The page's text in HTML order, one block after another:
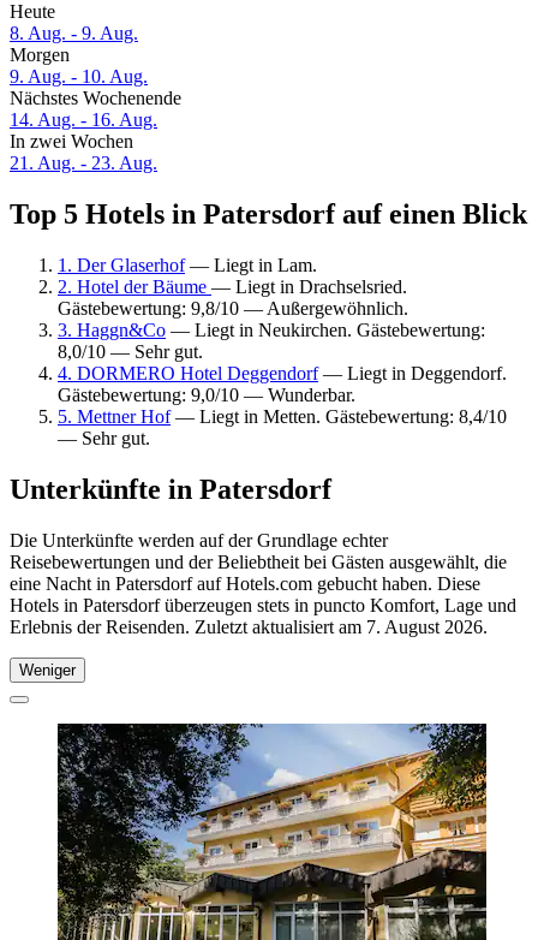
Heute
8. Aug. - 9. Aug.
Morgen
9. Aug. - 10. Aug.
Nächstes Wochenende
14. Aug. - 16. Aug.
In zwei Wochen
21. Aug. - 23. Aug.
Top 5 Hotels in Patersdorf auf einen Blick
1. Der Glaserhof— Liegt in Lam.
2. Hotel der Bäume — Liegt in Drachselsried.
Gästebewertung: 9,8/10 — Außergewöhnlich.
3. Haggn&Co — Liegt in Neukirchen. Gästebewertung:
8,0/10 — Sehr gut.
4. DORMERO Hotel Deggendorf— Liegt in Deggendorf.
Gästebewertung: 9,0/10 — Wunderbar.
5. Mettner Hof— Liegt in Metten. Gästebewertung: 8,4/10
— Sehr gut.
Unterkünfte in Patersdorf
Die Unterkünfte werden auf der Grundlage echter
Reisebewertungen und der Beliebtheit bei Gästen ausgewählt, die
eine Nacht in Patersdorf auf Hotels.com gebucht haben. Diese
Hotels in Patersdorf überzeugen stets in puncto Komfort, Lage und
Erlebnis der Reisenden. Zuletzt aktualisiert am 7. August 2026.
Weniger